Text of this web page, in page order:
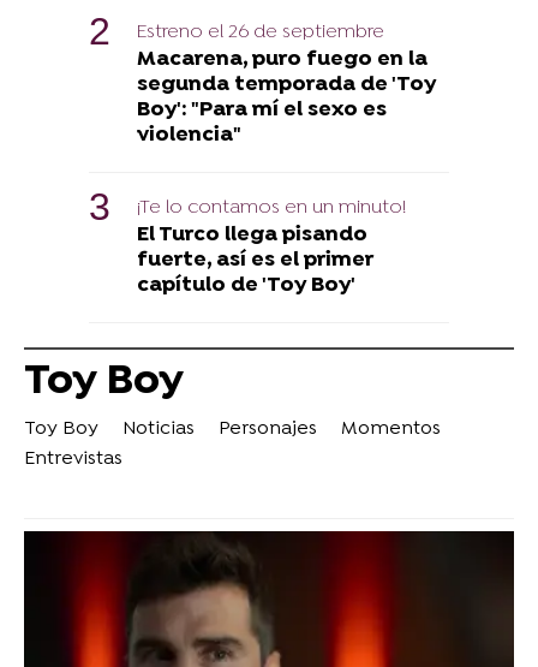
Estreno el 26 de septiembre
Macarena, puro fuego en la
segunda temporada de 'Toy
Boy': "Para mí el sexo es
violencia"
¡Te lo contamos en un minuto!
El Turco llega pisando
fuerte, así es el primer
capítulo de 'Toy Boy'
Toy Boy
Toy Boy Noticias Personajes
Momentos
Entrevistas